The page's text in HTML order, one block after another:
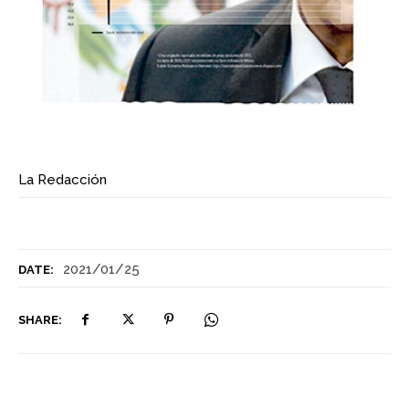
DATE: 2021/01/25
SHARE:
La Redacción